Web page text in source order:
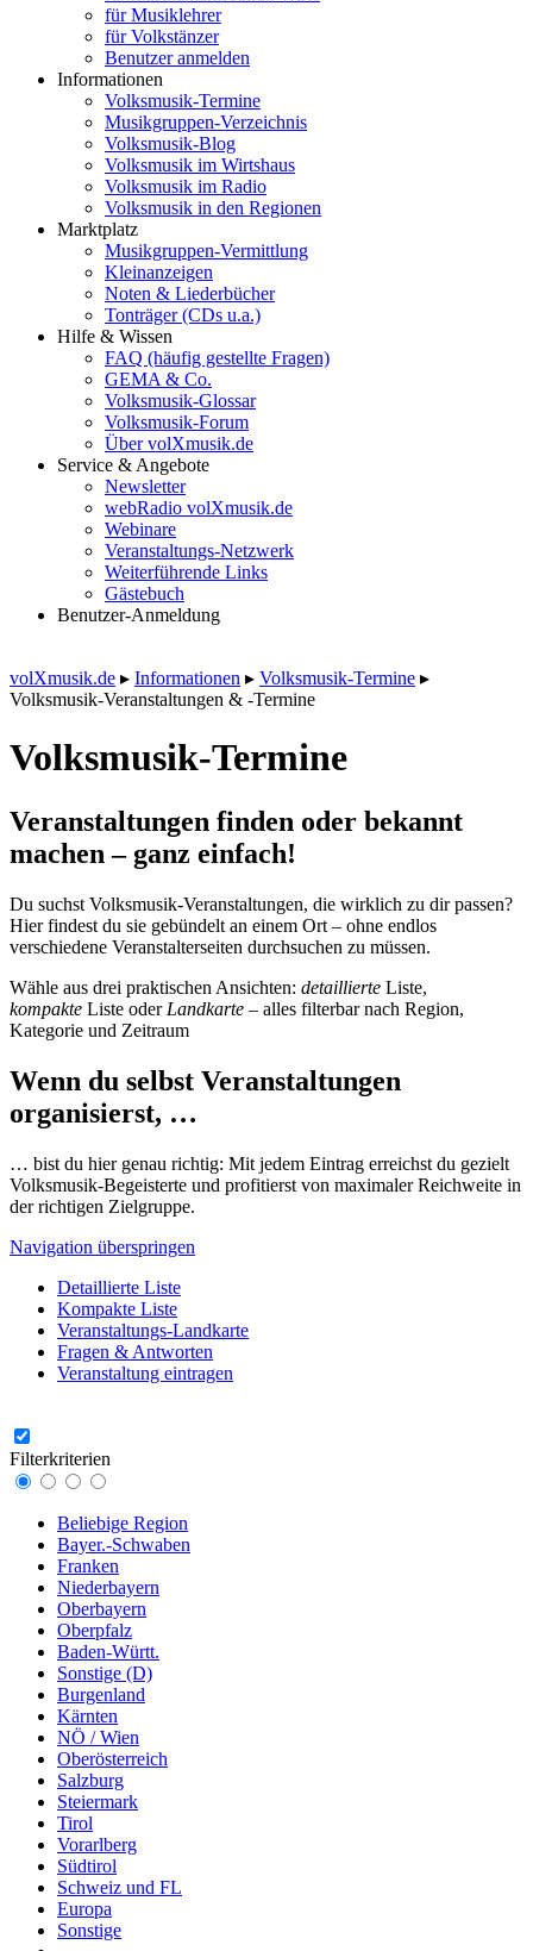
für Musiklehrer
für Volkstänzer
Benutzer anmelden
Informationen
Volksmusik-Termine
Musikgruppen-Verzeichnis
Volksmusik-Blog
Volksmusik im Wirtshaus
Volksmusik im Radio
Volksmusik in den Regionen
Marktplatz
Musikgruppen-Vermittlung
Kleinanzeigen
Noten & Liederbücher
Tonträger (CDs u.a.)
Hilfe & Wissen
FAQ (häufig gestellte Fragen)
GEMA & Co.
Volksmusik-Glossar
Volksmusik-Forum
Über volXmusik.de
Service & Angebote
Newsletter
webRadio volXmusik.de
Webinare
Veranstaltungs-Netzwerk
Weiterführende Links
Gästebuch
Benutzer-Anmeldung
volXmusik.de ▸ Informationen ▸ Volksmusik-Termine ▸
Volksmusik-Veranstaltungen & -Termine
Volksmusik-Termine
Veranstaltungen finden oder bekannt
machen – ganz einfach!
Du suchst Volksmusik-Veranstaltungen, die wirklich zu dir passen?
Hier findest du sie gebündelt an einem Ort – ohne endlos
verschiedene Veranstalterseiten durchsuchen zu müssen.
Wähle aus drei praktischen Ansichten: detaillierte Liste,
kompakte Liste oder Landkarte – alles filterbar nach Region,
Kategorie und Zeitraum
Wenn du selbst Veranstaltungen
organisierst, …
… bist du hier genau richtig: Mit jedem Eintrag erreichst du gezielt
Volksmusik-Begeisterte und profitierst von maximaler Reichweite in
der richtigen Zielgruppe.
Navigation überspringen
Detaillierte Liste
Kompakte Liste
Veranstaltungs-Landkarte
Fragen & Antworten
Veranstaltung eintragen
Filterkriterien
Beliebige Region
Bayer.-Schwaben
Franken
Niederbayern
Oberbayern
Oberpfalz
Baden-Württ.
Sonstige (D)
Burgenland
Kärnten
NÖ / Wien
Oberösterreich
Salzburg
Steiermark
Tirol
Vorarlberg
Südtirol
Schweiz und FL
Europa
Sonstige